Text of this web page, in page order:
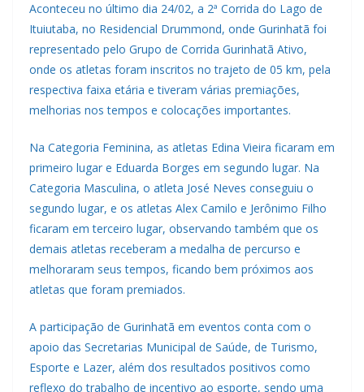
Aconteceu no último dia 24/02, a 2ª Corrida do Lago de
Ituiutaba, no Residencial Drummond, onde Gurinhatã foi
representado pelo Grupo de Corrida Gurinhatã Ativo,
onde os atletas foram inscritos no trajeto de 05 km, pela
respectiva faixa etária e tiveram várias premiações,
melhorias nos tempos e colocações importantes.
Na Categoria Feminina, as atletas Edina Vieira ficaram em
primeiro lugar e Eduarda Borges em segundo lugar. Na
Categoria Masculina, o atleta José Neves conseguiu o
segundo lugar, e os atletas Alex Camilo e Jerônimo Filho
ficaram em terceiro lugar, observando também que os
demais atletas receberam a medalha de percurso e
melhoraram seus tempos, ficando bem próximos aos
atletas que foram premiados.
A participação de Gurinhatã em eventos conta com o
apoio das Secretarias Municipal de Saúde, de Turismo,
Esporte e Lazer, além dos resultados positivos como
reflexo do trabalho de incentivo ao esporte, sendo uma